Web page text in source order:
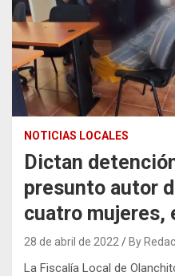
NOTICIAS LOCALES
Dictan
presunto autor
cuatro mujeres,
28 de abril de 2022 By
La Fiscalía Local de